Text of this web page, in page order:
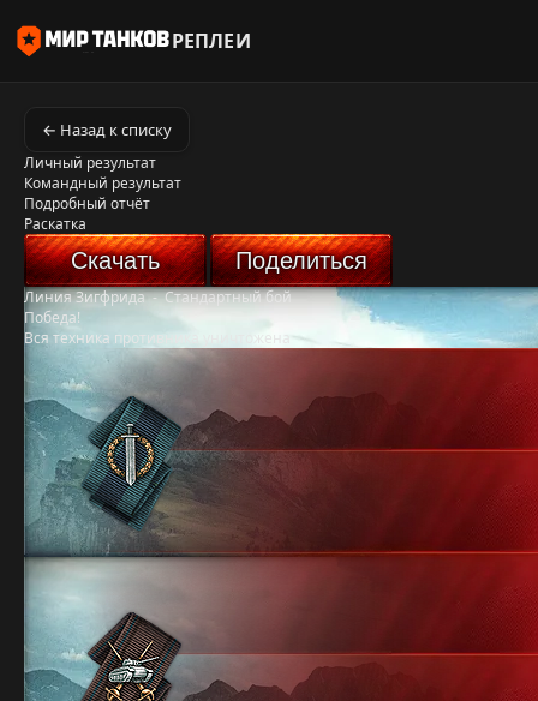
РЕПЛЕИ
← Назад к списку
Личный результат
Командный результат
Подробный отчёт
Раскатка
Скачать Поделиться
Линия Зигфрида-Стандартный бой
Победа!
Вся техника противника уничтожена